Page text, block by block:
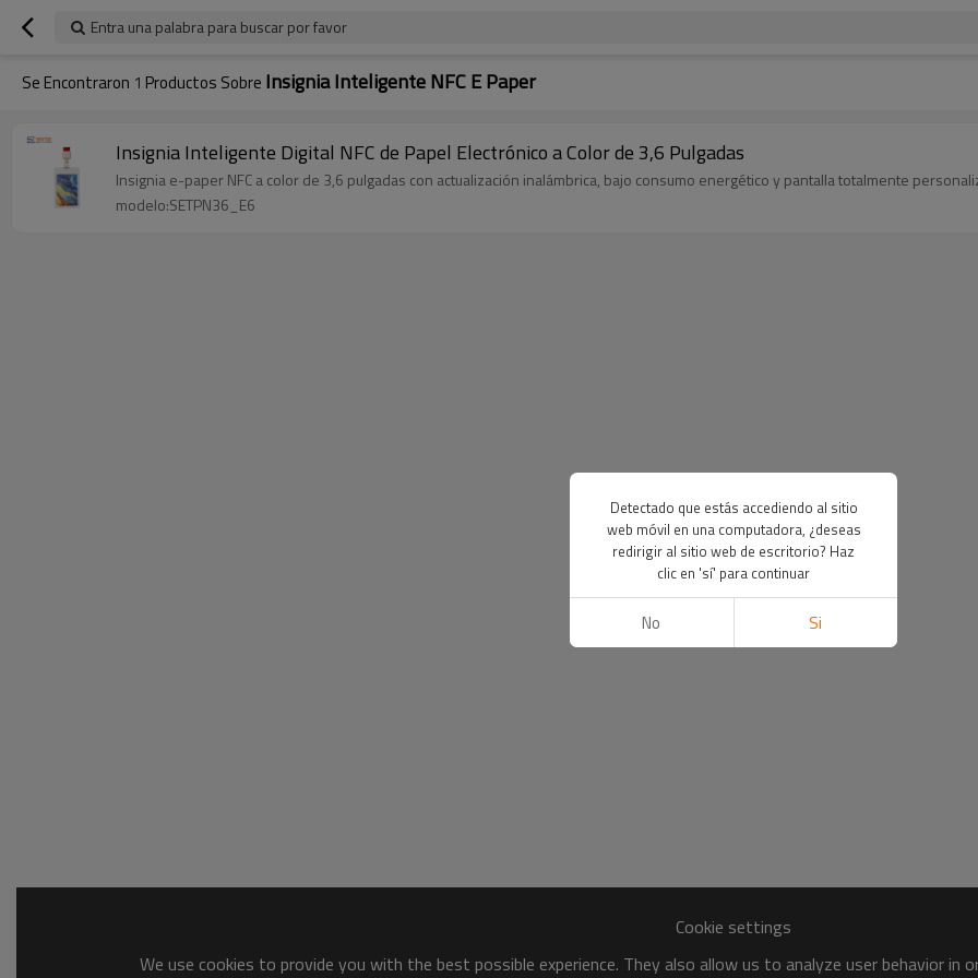
Entra una palabra para buscar por favor
Se Encontraron 1 Productos Sobre Insignia Inteligente NFC E Paper
Insignia Inteligente Digital NFC de Papel Electrónico a Color de 3,6 Pulgadas
Insignia e-paper NFC a color de 3,6 pulgadas con actualización inalámbrica, bajo consumo energético y pantalla totalmente
modelo:SETPN36_E6
Cookie settings
We use cookies to provide you with the best possible experience. They also allow us to analyze user behavior
Detectado que estás accediendo al sitio
web móvil en una computadora, ¿deseas
redirigir al sitio web de escritorio? Haz
clic en 'sí' para continuar
No Si